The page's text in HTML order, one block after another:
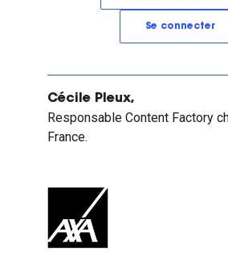
Se connecter
Cécile Pleux,
Responsable Content Factory
France.